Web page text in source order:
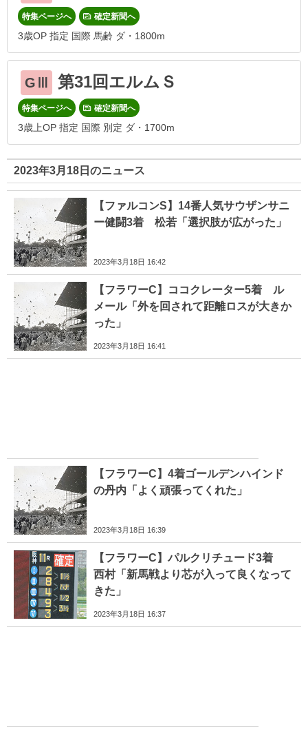
特集ページへ 確定新聞へ
3歳OP 指定 国際 馬齢 ダ・1800m
GⅢ 第31回エルムＳ
特集ページへ 確定新聞へ
3歳上OP 指定 国際 別定 ダ・1700m
2023年3月18日のニュース
【ファルコンS】14番人気サウザンサニ
ー健闘3着 松若「選択肢が広がった」
2023年3月18日 16:42
【フラワーC】ココクレーター5着 ル
メール「外を回されて距離ロスが大きか
った」
2023年3月18日 16:41
【フラワーC】4着ゴールデンハインド
の丹内「よく頑張ってくれた」
2023年3月18日 16:39
【フラワーC】パルクリチュード3着
西村「新馬戦より芯が入って良くなって
きた」
2023年3月18日 16:37